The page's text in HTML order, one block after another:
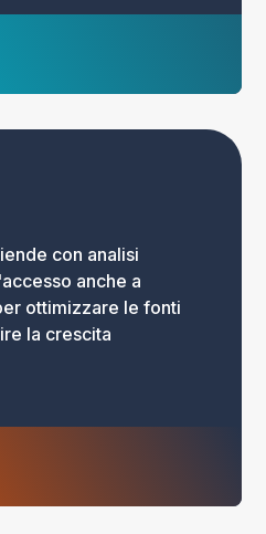
con analisi
anche a
ottimizzare le fonti
la crescita